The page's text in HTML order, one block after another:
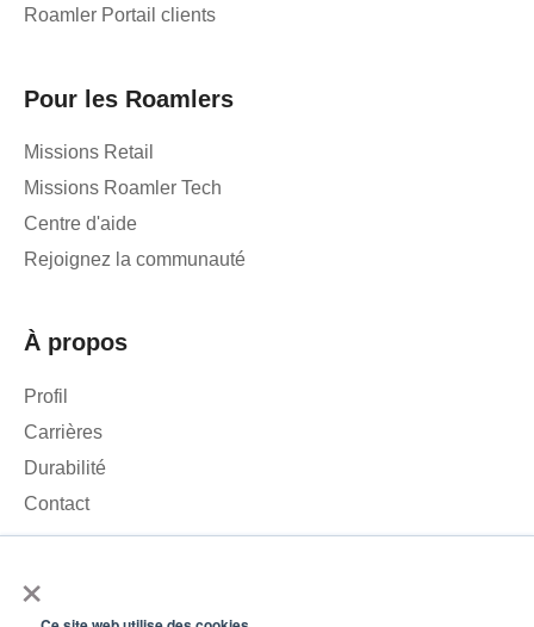
×
Nous utilisons des cookies pour analyser le trafic sur notre site
web et améliorer votre expérience. En cliquant sur « Accepter »,
Roamler Portail clients
Pour les Roamlers
Missions Retail
Missions Roamler Tech
Centre d'aide
Rejoignez la communauté
À propos
Profil
Carrières
Durabilité
Contact